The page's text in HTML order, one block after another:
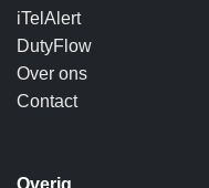
iTelAlert
DutyFlow
Over ons
Contact